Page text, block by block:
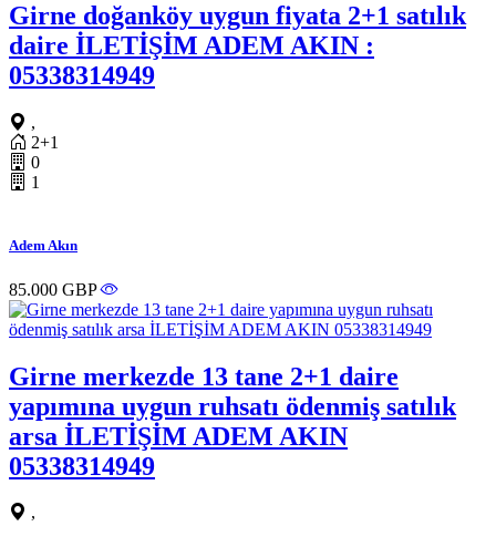
Girne doğanköy uygun fiyata 2+1 satılık
daire İLETİŞİM ADEM AKIN :
05338314949
,
2+1
0
1
Adem Akın
85.000 GBP
Girne merkezde 13 tane 2+1 daire
yapımına uygun ruhsatı ödenmiş satılık
arsa İLETİŞİM ADEM AKIN
05338314949
,